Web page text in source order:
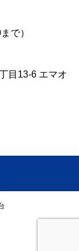
で）
目13-6 エマオ